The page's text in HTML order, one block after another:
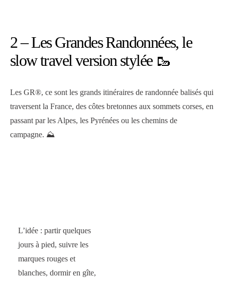
2 – Les Grandes Randonnées, le
slow travel version stylée 🥾
Les GR®, ce sont les grands itinéraires de randonnée balisés qui
traversent la France, des côtes bretonnes aux sommets corses, en
passant par les Alpes, les Pyrénées ou les chemins de
campagne. ⛰️
L’idée : partir quelques
jours à pied, suivre les
marques rouges et
blanches, dormir en gîte,